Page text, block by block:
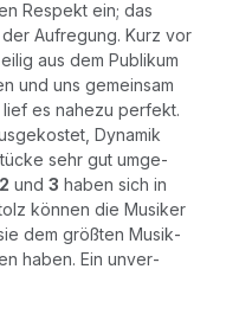
Respekt ein; das
Auf­re­gung. Kurz vor
aus dem Publi­kum
und uns gemein­sam
es nahe­zu per­fekt.
Dyna­mik
sehr gut umge­
und 3 haben sich in
kön­nen die Musi­ker
dem größ­ten Musik­
haben. Ein unver­